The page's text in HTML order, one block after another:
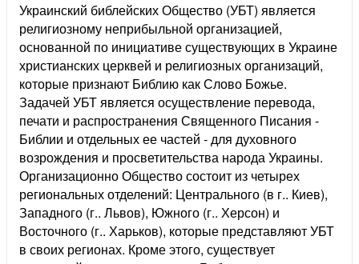
Украинский библейских Общество (УБТ) является
религиозному неприбыльной организацией,
основанной по инициативе существующих в Украине
христианских церквей и религиозных организаций,
которые признают Библию как Слово Божье.
Задачей УБТ является осуществление перевода,
печати и распространения Священного Писания -
Библии и отдельных ее частей - для духовного
возрождения и просветительства народа Украины.
Организационно Общество состоит из четырех
региональных отделений: Центрального (в г.. Киев),
Западного (г.. Львов), Южного (г.. Херсон) и
Восточного (г.. Харьков), которые представляют УБТ
в своих регионах. Кроме этого, существует